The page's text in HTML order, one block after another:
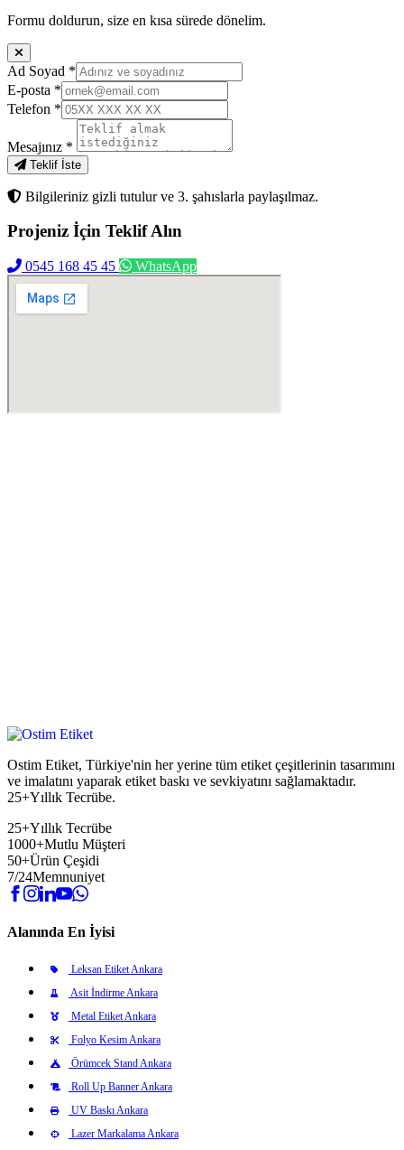
Formu doldurun, size en kısa sürede dönelim.
Ad Soyad *
E-posta *
Telefon *
Mesajınız *
Teklif İste
Bilgileriniz gizli tutulur ve 3. şahıslarla paylaşılmaz.
Projeniz İçin Teklif Alın
0545 168 45 45 WhatsApp
Ostim Etiket, Türkiye'nin her yerine tüm etiket çeşitlerinin tasarımını
ve imalatını yaparak etiket baskı ve sevkiyatını sağlamaktadır.
25+Yıllık Tecrübe.
25+Yıllık Tecrübe
1000+Mutlu Müşteri
50+Ürün Çeşidi
7/24Memnuniyet
Alanında En İyisi
Leksan Etiket Ankara
Asit İndirme Ankara
Metal Etiket Ankara
Folyo Kesim Ankara
Örümcek Stand Ankara
Roll Up Banner Ankara
UV Baskı Ankara
Lazer Markalama Ankara